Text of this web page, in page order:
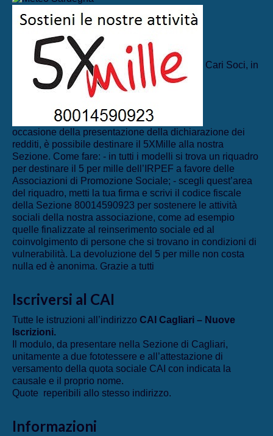
Cari Soci, in
occasione della presentazione della dichiarazione dei
redditi, è possibile destinare il 5XMille alla nostra
Sezione. Come fare: - in tutti i modelli si trova un riquadro
per destinare il 5 per mille dell’IRPEF a favore delle
Associazioni di Promozione Sociale; - scegli quest’area
del riquadro, metti la tua firma e scrivi il codice fiscale
della Sezione 80014590923 per sostenere le attività
sociali della nostra associazione, come ad esempio
quelle finalizzate al reinserimento sociale ed al
coinvolgimento di persone che si trovano in condizioni di
vulnerabilità. La devoluzione del 5 per mille non costa
nulla ed è anonima. Grazie a tutti
Iscriversi al CAI
Tutte le istruzioni all’indirizzo CAI Cagliari – Nuove
Iscrizioni.
Il modulo, da presentare nella Sezione di Cagliari,
unitamente a due fototessere e all’attestazione di
versamento della quota sociale CAI con indicata la
causale e il proprio nome.
Quote reperibili allo stesso indirizzo.
Informazioni